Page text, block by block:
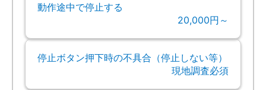
動作途中で停止する
20,000円～
停止ボタン押下時の不具合（停止しない等）
現地調査必須